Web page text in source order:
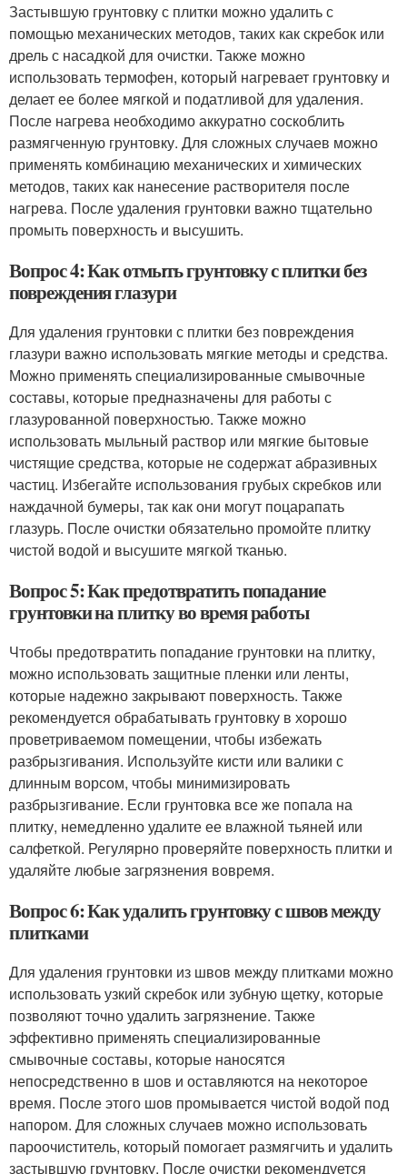
Застывшую грунтовку с плитки можно удалить с
помощью механических методов, таких как скребок или
дрель с насадкой для очистки. Также можно
использовать термофен, который нагревает грунтовку и
делает ее более мягкой и податливой для удаления.
После нагрева необходимо аккуратно соскоблить
размягченную грунтовку. Для сложных случаев можно
применять комбинацию механических и химических
методов, таких как нанесение растворителя после
нагрева. После удаления грунтовки важно тщательно
промыть поверхность и высушить.
Вопрос 4: Как отмыть грунтовку с плитки без
повреждения глазури
Для удаления грунтовки с плитки без повреждения
глазури важно использовать мягкие методы и средства.
Можно применять специализированные смывочные
составы, которые предназначены для работы с
глазурованной поверхностью. Также можно
использовать мыльный раствор или мягкие бытовые
чистящие средства, которые не содержат абразивных
частиц. Избегайте использования грубых скребков или
наждачной бумеры, так как они могут поцарапать
глазурь. После очистки обязательно промойте плитку
чистой водой и высушите мягкой тканью.
Вопрос 5: Как предотвратить попадание
грунтовки на плитку во время работы
Чтобы предотвратить попадание грунтовки на плитку,
можно использовать защитные пленки или ленты,
которые надежно закрывают поверхность. Также
рекомендуется обрабатывать грунтовку в хорошо
проветриваемом помещении, чтобы избежать
разбрызгивания. Используйте кисти или валики с
длинным ворсом, чтобы минимизировать
разбрызгивание. Если грунтовка все же попала на
плитку, немедленно удалите ее влажной тьяней или
салфеткой. Регулярно проверяйте поверхность плитки и
удаляйте любые загрязнения вовремя.
Вопрос 6: Как удалить грунтовку с швов между
плитками
Для удаления грунтовки из швов между плитками можно
использовать узкий скребок или зубную щетку, которые
позволяют точно удалить загрязнение. Также
эффективно применять специализированные
смывочные составы, которые наносятся
непосредственно в шов и оставляются на некоторое
время. После этого шов промывается чистой водой под
напором. Для сложных случаев можно использовать
пароочиститель, который помогает размягчить и удалить
застывшую грунтовку. После очистки рекомендуется